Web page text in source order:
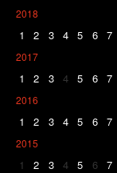
2018
1 2 3 4 5 6 7
2017
1 2 3 4 5 6 7
2016
1 2 3 4 5 6 7
2015
1 2 3 4 5 6 7